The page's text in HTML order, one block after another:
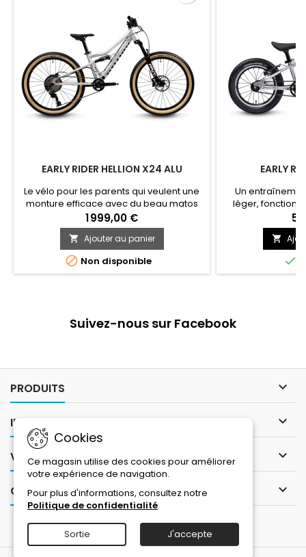
EARLY RIDER HELLION X24 ALU
Le vélo pour les parents qui veulent une
monture efficace avec du beau matos
pour leur progéniture de plus de 7 ans!
Le must du VTT pour enfant en version
tout suspendue.
1 999,00 €
 Ajouter au panier
 Non disponible
EARLY
Un
léger,
roues de leur
pédalage est
pour ces
L'absence de
jamais
pourrait leur


Suivez-nous sur Facebook
PRODUITS 
INFORMATIONS 
VOTRE COMPTE 
CONTACT 
Cookies
Ce magasin utilise des cookies pour améliorer
votre expérience de navigation.
Pour plus d'informations, consultez notre
Politique de confidentialité.
Sortie J'accepte